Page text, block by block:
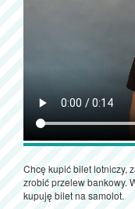
Chcę kupić bilet lotniczy,
zrobić przelew bankowy.
kupuję bilet na samolot.